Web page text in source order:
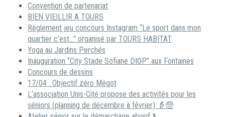
Convention de partenariat
BIEN VIEILLIR A TOURS
Règlement jeu concours Instagram “Le sport dans mon
quartier c’est…” organisé par TOURS HABITAT
Yoga au Jardins Perchés
Inauguration “City Stade Sofiane DIOP” aux Fontaines
Concours de dessins
17/04 : Objectif zéro Mégot
L’association Unis-Cité propose des activités pour les
séniors (planning de décembre à février) 👵🧓